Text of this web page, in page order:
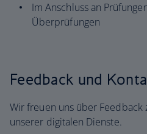
Im Anschluss an
Überprüfungen
Feedback und
Wir freuen uns über
unserer digitalen Dienste.